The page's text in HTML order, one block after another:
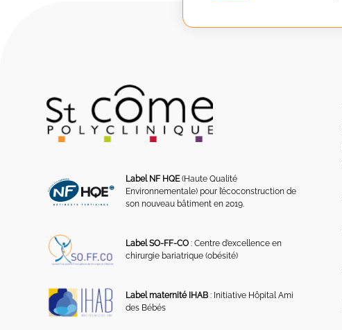
Label NF HQE(Haute Qualité
Environnementale) pour l’écoconstruction de
son nouveau bâtiment en 2019.
Label SO-FF-CO : Centre d’excellence en
chirurgie bariatrique (obésité)
Label maternité IHAB : Initiative Hôpital Ami
des Bébés